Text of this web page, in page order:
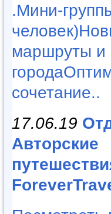
.Мини-
маршруты и
сочетание..
17.06.19
Авторские